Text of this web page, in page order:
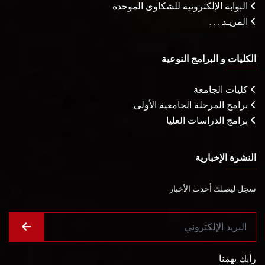
البوابة الإلكترونية للشكاوى الموحدة
المزيـد . . .
الكليات و البرامج النوعية
كليات الجامعة
برامج المرحلة الجامعية الأولى
برامج الدراسات العليا
النشرة الإخبارية
سجل ليصلك أحدث الأخبار
رأيك يهمنا